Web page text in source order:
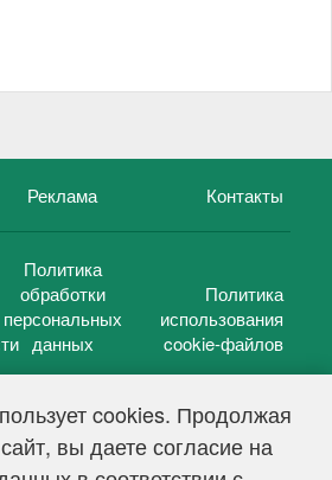
cookies. Продолжая
вы даете согласие на
Реклама Контакты
Политика
обработки
персональных
данных
Политика
использования
cookie-файлов
2005 — 2026 г.